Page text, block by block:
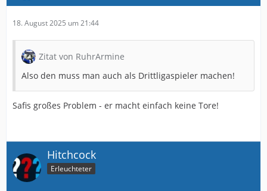
18. August 2025 um 21:44
Zitat von RuhrArmine
Also den muss man auch als Drittligaspieler machen!
Safis großes Problem - er macht einfach keine Tore!
Hitchcock
Erleuchteter